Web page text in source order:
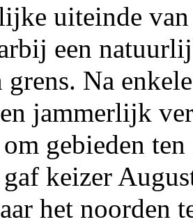
uiteinde
een
grens. Na
jammerlijk
gebieden
keizer
het noorden